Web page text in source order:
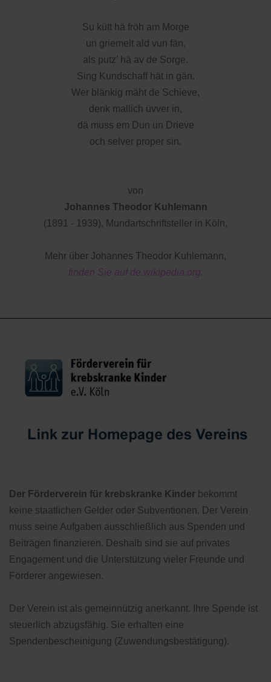
Su kütt hä fröh am Morge
un griemelt ald vun fän,
als putz’ hä av de Sorge.
Sing Kundschaff hät in gän.
Wer blänkig mäht de Schieve,
denk mallich üvver in,
dä muss em Dun un Drieve
och selver proper sin.
von
Johannes Theodor Kuhlemann
(1891 - 1939), Mundartschriftsteller in Köln,
Mehr über Johannes Theodor Kuhlemann,
finden Sie auf de.wikipedia.org.
Der Förderverein für krebskranke Kinder bekommt
keine staatlichen Gelder oder Subventionen. Der Verein
muss seine Aufgaben ausschließlich aus Spenden und
Beiträgen finanzieren. Deshalb sind sie auf privates
Engagement und die Unterstützung vieler Freunde und
Förderer angewiesen.
Der Verein ist als gemeinnützig anerkannt. Ihre Spende ist
steuerlich abzugsfähig. Sie erhalten eine
Spendenbescheinigung (Zuwendungsbestätigung).